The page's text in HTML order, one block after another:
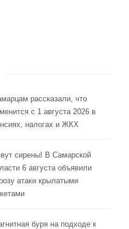
рассказали, что
с 1 августа 2026 в
налогах и ЖКХ
сирены! В Самарской
6 августа объявили
атаки крылатыми
буря на подходе к